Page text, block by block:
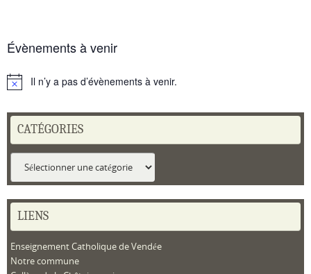
Évènements à venir
NoticeIl n’y a pas d’évènements à venir.
CATÉGORIES
LIENS
Enseignement Catholique de Vendée
Notre commune